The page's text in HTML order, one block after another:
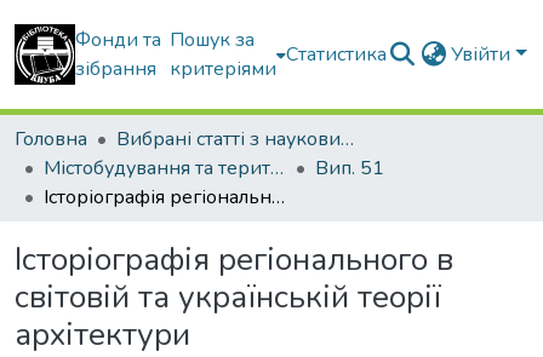
Фонди та
зібрання
Пошук за
критеріями
Статистика Увійти
Головна
Вибрані статті з наукових збірників КНУБА
Містобудування та територіальне планування
Вип. 51
Історіографія регіонального в світовій та українській теорії архітектури
Історіографія регіонального в
світовій та українській теорії
архітектури